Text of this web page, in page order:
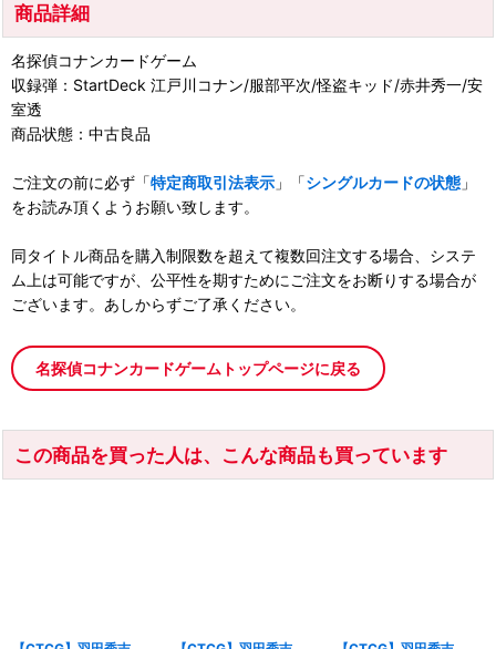
商品詳細
名探偵コナンカードゲーム
収録弾：StartDeck 江戸川コナン/服部平次/怪盗キッド/赤井秀一/安
室透
商品状態：中古良品
ご注文の前に必ず「特定商取引法表示 」「シングルカードの状態 」
をお読み頂くようお願い致します。
同タイトル商品を購入制限数を超えて複数回注文する場合、システ
ム上は可能ですが、公平性を期すためにご注文をお断りする場合が
ございます。あしからずご了承ください。
名探偵コナンカードゲームトップページに戻る
この商品を買った人は、こんな商品も買っています